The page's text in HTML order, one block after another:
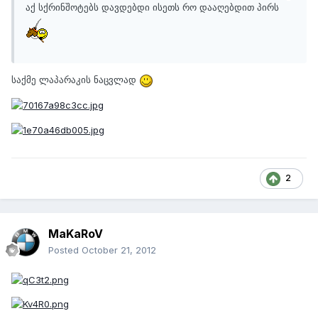
აქ სქრინშოტებს დავდებდი ისეთს რო დააღებდით პირს
საქმე ლაპარაკის ნაცვლად
2
MaKaRoV
Posted October 21, 2012